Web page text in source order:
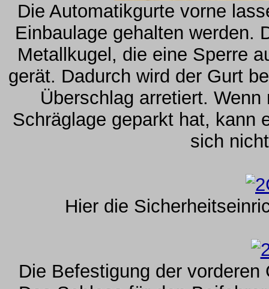
Die Automatikgurte vorne
Einbaulage gehalten werden.
Metallkugel, die eine Sperre
gerät. Dadurch wird der Gurt
Überschlag arretiert.
Schräglage geparkt hat, kann
sich
Hier die
Die Befestigung der